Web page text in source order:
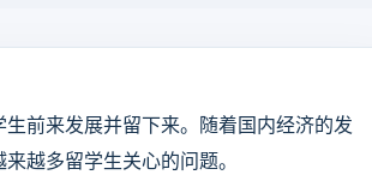
前来发展并留下来。随着国内经济的发
越多留学生关心的问题。